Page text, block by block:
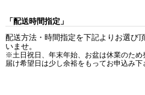
「配送時間指定」
配送方法・時間指定を下記よりお選び
いませ。
※土日祝日、年末年始、お盆は休業のた
届け希望日は少し余裕をもってお申込み下